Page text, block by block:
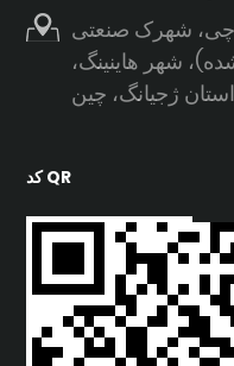
هونگ‌چی، شهرک صنعتی
شهر هاینینگ،
استان ژجیانگ، چین
کد QR